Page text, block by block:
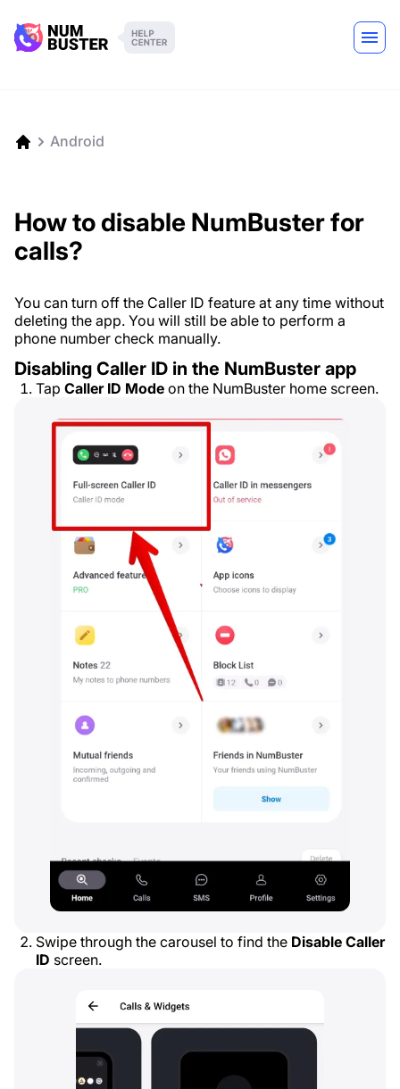
Android
How to disable NumBuster for
calls?
You can turn off the Caller ID feature at any time without
deleting the app. You will still be able to perform a
phone number check manually.
Disabling Caller ID in the NumBuster app
Tap Caller ID Mode on the NumBuster home screen.
Swipe through the carousel to find the Disable Caller
ID screen.